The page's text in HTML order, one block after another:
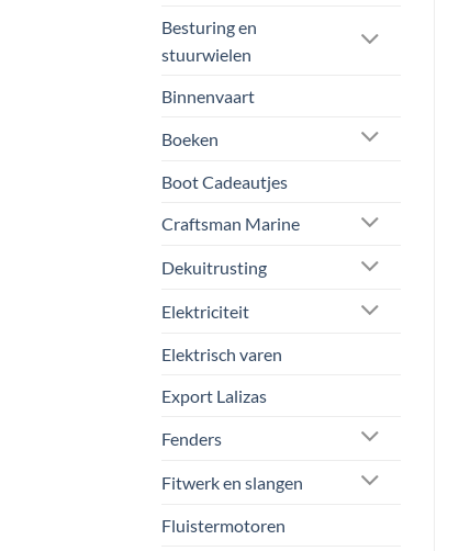
Besturing en
stuurwielen
Binnenvaart
Boeken
Boot Cadeautjes
Craftsman Marine
Dekuitrusting
Elektriciteit
Elektrisch varen
Export Lalizas
Fenders
Fitwerk en slangen
Fluistermotoren